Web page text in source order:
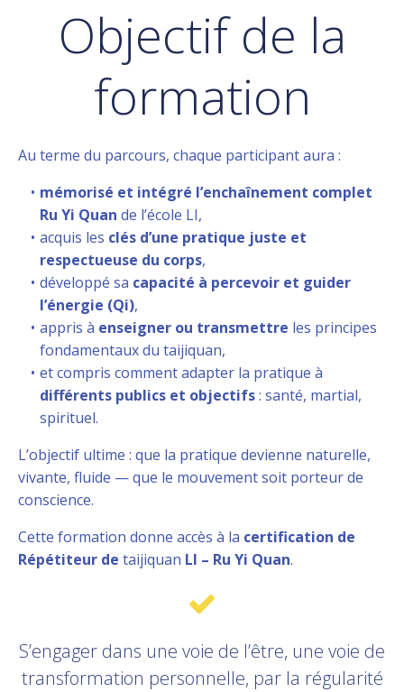
Objectif de la
formation
Au terme du parcours, chaque participant aura :
mémorisé et intégré l’enchaînement complet
Ru Yi Quan de l’école LI,
acquis les clés d’une pratique juste et
respectueuse du corps,
développé sa capacité à percevoir et guider
l’énergie (Qi),
appris à enseigner ou transmettre les principes
fondamentaux du taijiquan,
et compris comment adapter la pratique à
différents publics et objectifs: santé, martial,
spirituel.
L’objectif ultime : que la pratique devienne naturelle,
vivante, fluide — que le mouvement soit porteur de
conscience.
Cette formation donne accès à la certification de
Répétiteur de taijiquan LI – Ru Yi Quan.
S’engager dans une voie de l’être, une voie de
transformation personnelle, par la régularité